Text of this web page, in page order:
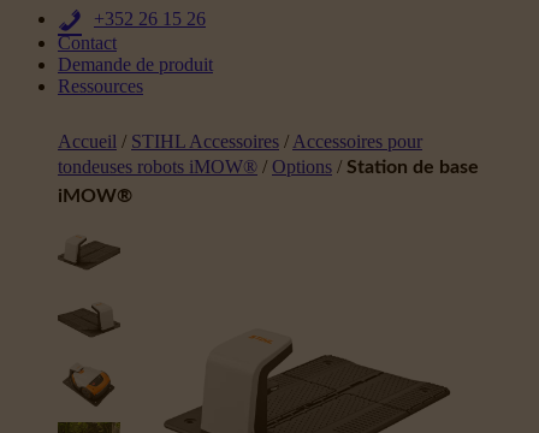
+352 26 15 26
Contact
Demande de produit
Ressources
Accueil / STIHL Accessoires / Accessoires pour
tondeuses robots iMOW® / Options / Station de base
iMOW®